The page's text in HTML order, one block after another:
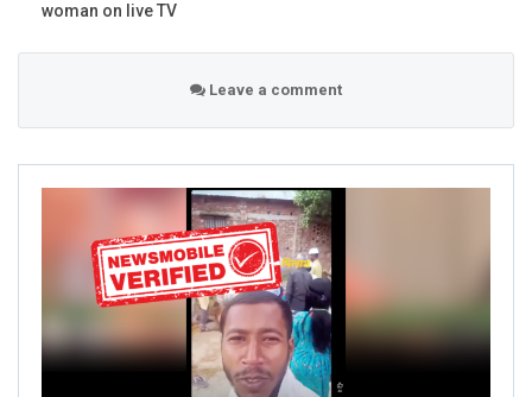
RELATED POSTS
Verified: শুভেন্দু অধিকারীকে নিয়ে ব্যঙ্গাত্মক ভিডিওটি পশ্চিমবঙ্গ নয়, বরং
CORONAVIRUS FACT CHECK
Fact Check: Did Centre Reject ‘Emergency Use’ Approval
of COVID-19 Vaccines? Here’s The Truth
woman on live TV
Leave a comment